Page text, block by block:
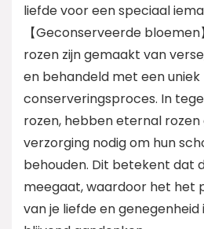
liefde voor een speciaal
【Geconserveerde
rozen zijn gemaakt van
en behandeld met een uniek
conserveringsproces. In
rozen, hebben eternal
verzorging nodig om hun
behouden. Dit betekent dat
meegaat, waardoor het het
van je liefde en genegenheid